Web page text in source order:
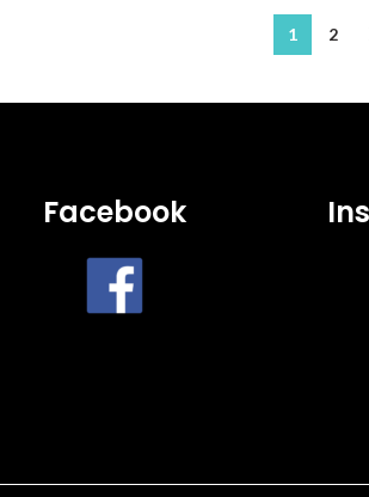
1 2
Facebook